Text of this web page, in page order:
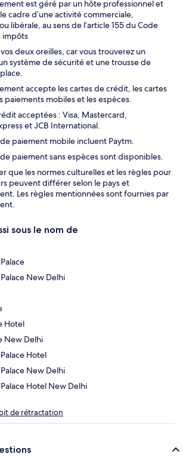
est géré par un hôte professionnel et
cadre d’une activité commerciale,
libérale, au sens de l’article 155 du Code
impôts
deux oreilles, car vous trouverez un
système de sécurité et une trousse de
accepte les cartes de crédit, les cartes
paiements mobiles et les espèces.
acceptées : Visa, Mastercard,
et JCB International.
paiement mobile incluent Paytm.
paiement sans espèces sont disponibles.
que les normes culturelles et les règles pour
peuvent différer selon le pays et
Les règles mentionnées sont fournies par
sous le nom de
New Delhi
Hotel
New Delhi
Hotel
New Delhi
Hotel New Delhi
de rétractation